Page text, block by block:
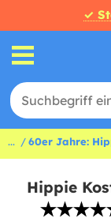
✓
... 60er Jahre:
Hippie